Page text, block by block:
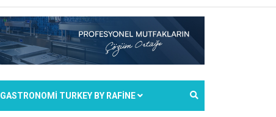
GASTRONOMİ TURKEY BY RAFİNE